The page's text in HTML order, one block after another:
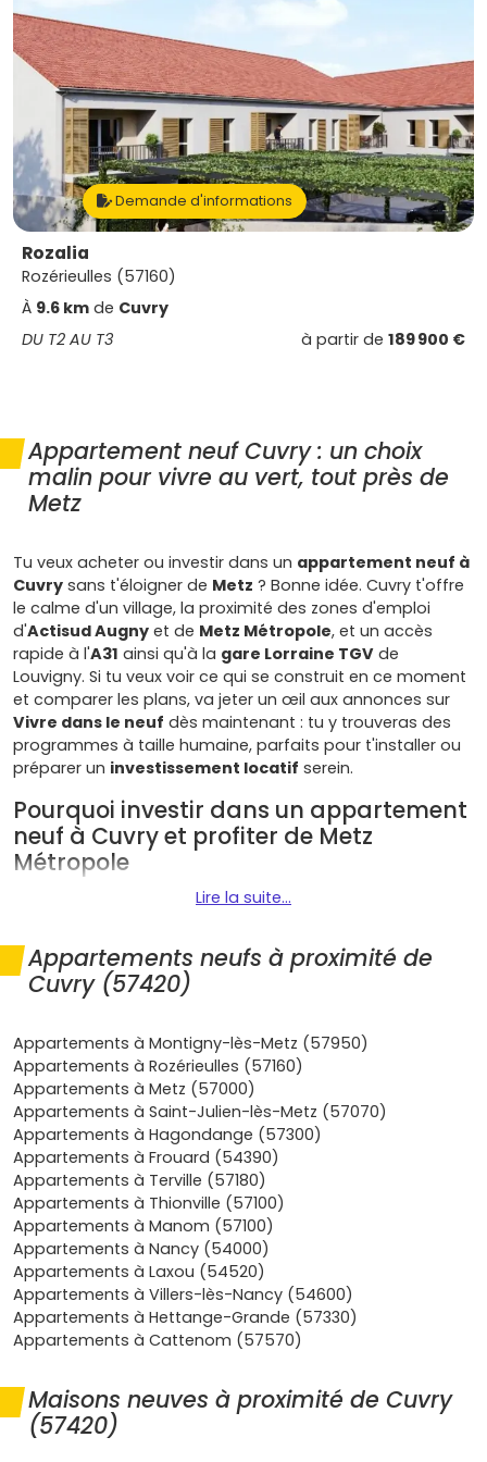
Demande d'informations
Rozalia
Rozérieulles (57160)
À 9.6 km de Cuvry
DU T2 AU T3
à partir de 189 900 €
Appartement neuf Cuvry : un choix
malin pour vivre au vert, tout près de
Metz
Tu veux acheter ou investir dans un appartement neuf à
Cuvry sans t'éloigner de Metz ? Bonne idée. Cuvry t'offre
le calme d'un village, la proximité des zones d'emploi
d'Actisud Augny et de Metz Métropole, et un accès
rapide à l'A31 ainsi qu'à la gare Lorraine TGV de
Louvigny. Si tu veux voir ce qui se construit en ce moment
et comparer les plans, va jeter un œil aux annonces sur
Vivre dans le neuf dès maintenant : tu y trouveras des
programmes à taille humaine, parfaits pour t'installer ou
préparer un investissement locatif serein.
Pourquoi investir dans un appartement
neuf à Cuvry et profiter de Metz
Métropole
À Cuvry, tu combines tranquillité et opportunités. Voici ce
tu penses qualité de vie et revente future :
Localisation stratégique
aux zones commerciales et d'emploi d'Actisud
Augny. Idéal si tu bosses àMetz,
Montigny-lès-
MetzouMarly.
Cadre de vie recherché : ambiance de village,
chemins verts vers lavallée de la Seille
, écoles et
services à proximité dans les communes voisines.
C'est l'équilibre parfait entre nature et ville.
Demande locative régulière
familles cherchent des logements récents proches
deMetzsans payer les prix du centre. Bon point pour
untaux d'occupationélevé.
Confort et faibles charges: normesRE 2020
isolation, chauffage performant, faibles
copropriété dans les résidences récentes, plus les
et biennale.
balcon,terrasseou stationnement , se revendent
mieux autour de
Lire la suite...
Appartements neufs à proximité de
Cuvry (57420)
Appartements à Montigny-lès-Metz (57950)
Appartements à Rozérieulles (57160)
Appartements à Metz (57000)
Appartements à Saint-Julien-lès-Metz (57070)
Appartements à Hagondange (57300)
Appartements à Frouard (54390)
Appartements à Terville (57180)
Appartements à Thionville (57100)
Appartements à Manom (57100)
Appartements à Nancy (54000)
Appartements à Laxou (54520)
Appartements à Villers-lès-Nancy (54600)
Appartements à Hettange-Grande (57330)
Appartements à Cattenom (57570)
Maisons neuves à proximité de Cuvry
(57420)